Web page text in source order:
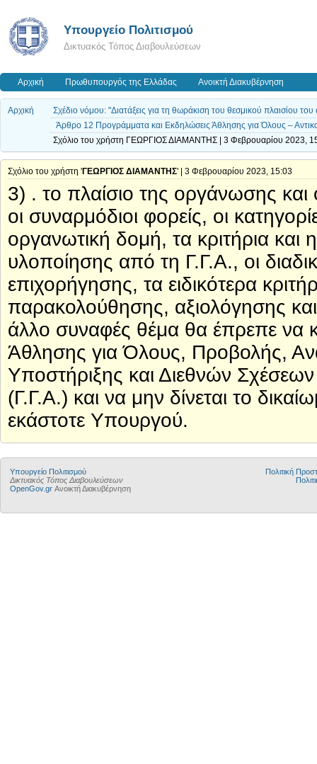
Υπουργείο Πολιτισμού
Δικτυακός Τόπος Διαβουλεύσεων
Αρχική Πρωθυπουργός της Ελλάδας Ανοικτή Διακυβέρνηση
Αρχική
Σχέδιο νόμου: "Διατάξεις για τη θωράκιση του θεσμικού πλαισίου
Άρθρο 12 Προγράμματα και Εκδηλώσεις Άθλησης για Όλους –
Σχόλιο του χρήστη ΓΕΩΡΓΙΟΣ ΔΙΑΜΑΝΤΗΣ | 3 Φεβρουαρίου 2023,
Σχόλιο του χρήστη 'ΓΕΩΡΓΙΟΣ ΔΙΑΜΑΝΤΗΣ' | 3 Φεβρουαρίου 2023, 15:03
3) . το πλαίσιο της οργάνωσης
οι συναρμόδιοι φορείς, οι
οργανωτική δομή, τα κριτήρια
υλοποίησης από τη Γ.Γ.Α., οι
επιχορήγησης, τα ειδικότερα
παρακολούθησης, αξιολόγησης
άλλο συναφές θέμα θα έπρεπε να
Άθλησης για Όλους, Προβολής,
Υποστήριξης και Διεθνών
(Γ.Γ.Α.) και να μην δίνεται το
εκάστοτε Υπουργού.
Υπουργείο Πολιτισμού
Δικτυακός Τόπος Διαβουλεύσεων
OpenGov.gr Ανοικτή Διακυβέρνηση
Πολιτική